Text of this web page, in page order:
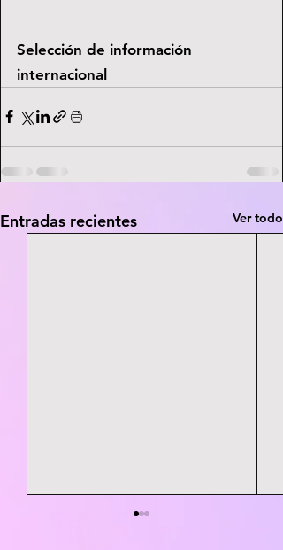
Selección de información
internacional
Entradas recientes Ver todo